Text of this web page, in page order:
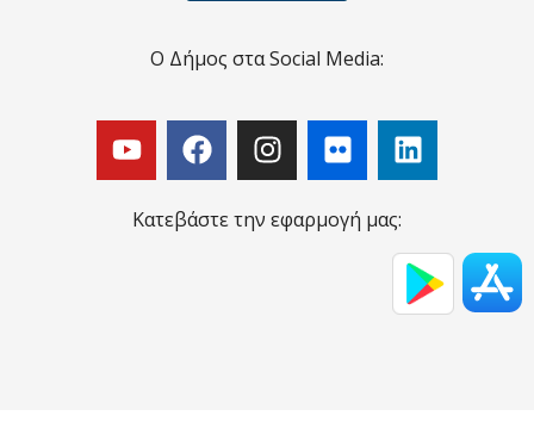
Ο Δήμος στα Social Media:
Κατεβάστε την εφαρμογή μας: